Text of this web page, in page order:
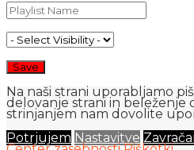
Na naši strani uporabljamo
delovanje strani in beleženje
strinjanjem nam dovolite
Potrjujem Nastavitve